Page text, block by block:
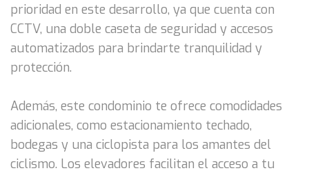
prioridad en este desarrollo, ya que cuenta con
CCTV, una doble caseta de seguridad y accesos
automatizados para brindarte tranquilidad y
protección.
Además, este condominio te ofrece comodidades
adicionales, como estacionamiento techado,
bodegas y una ciclopista para los amantes del
ciclismo. Los elevadores facilitan el acceso a tu